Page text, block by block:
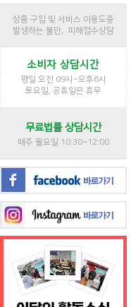
상품 구입 및 서비스 이용도중
발생하는 불만, 피해접수상담
소비자 상담시간
평일 오전 09시~오후6시
토요일, 공휴일은 휴무
무료법률 상담시간
매주 월요일 10:30~12:00